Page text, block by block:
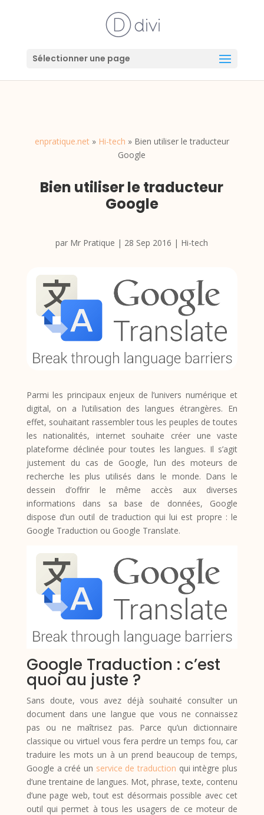
Sélectionner une page
enpratique.net» Hi-tech » Bien utiliser le traducteur
Google
Bien utiliser le traducteur
Google
par Mr Pratique | 28 Sep 2016 | Hi-tech
Parmi les principaux enjeux de l’univers numérique et
digital, on a l’utilisation des langues étrangères. En
effet, souhaitant rassembler tous les peuples de toutes
les nationalités, internet souhaite créer une vaste
plateforme déclinée pour toutes les langues. Il s’agit
justement du cas de Google, l’un des moteurs de
recherche les plus utilisés dans le monde. Dans le
dessein d’offrir le même accès aux diverses
informations dans sa base de données, Google
dispose d’un outil de traduction qui lui est propre : le
Google Traduction ou Google Translate.
Google Traduction : c’est
quoi au juste ?
Sans doute, vous avez déjà souhaité consulter un
document dans une langue que vous ne connaissez
pas ou ne maîtrisez pas. Parce qu’un dictionnaire
classique ou virtuel vous fera perdre un temps fou, car
traduire les mots un à un prend beaucoup de temps,
Google a créé un service de traduction qui intègre plus
d’une trentaine de langues. Mot, phrase, texte, contenu
d’une page web, tout est désormais possible avec cet
outil qui permet à tous les usagers de ce moteur de